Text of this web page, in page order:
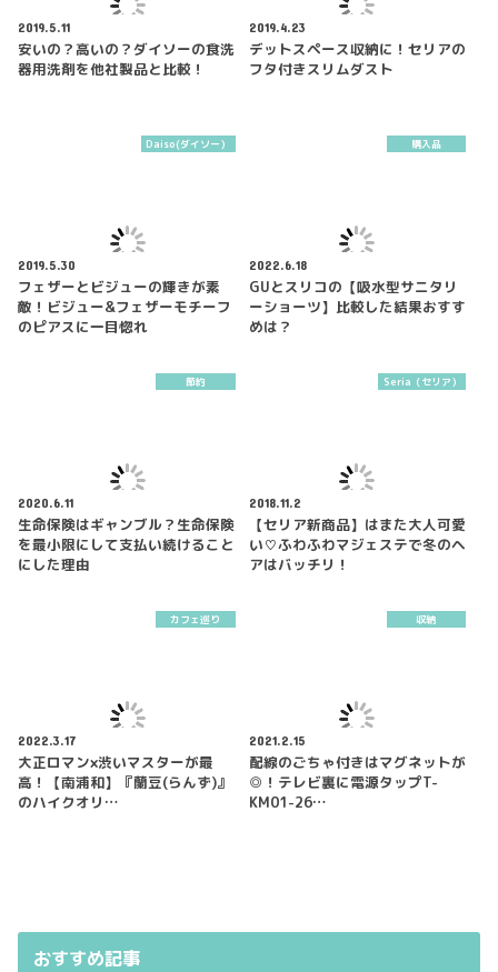
2019.5.11
安いの？高いの？ダイソーの食洗
器用洗剤を他社製品と比較！
2019.4.23
デットスペース収納に！セリアの
フタ付きスリムダスト
Daiso(ダイソー）
2019.5.30
フェザーとビジューの輝きが素
敵！ビジュー&フェザーモチーフ
のピアスに一目惚れ
購入品
2022.6.18
GUとスリコの【吸水型サニタリ
ーショーツ】比較した結果おすす
めは？
節約
2020.6.11
生命保険はギャンブル？生命保険
を最小限にして支払い続けること
にした理由
Seria（セリア）
2018.11.2
【セリア新商品】はまた大人可愛
い♡ふわふわマジェステで冬のヘ
アはバッチリ！
カフェ巡り
2022.3.17
大正ロマン×渋いマスターが最
高！【南浦和】『蘭豆(らんず)』
のハイクオリ…
収納
2021.2.15
配線のごちゃ付きはマグネットが
◎！テレビ裏に電源タップT-
KM01-26…
おすすめ記事